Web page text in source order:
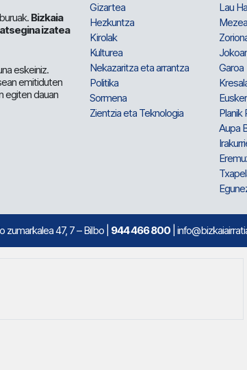
Bizkaia
izatea
eskeiniz.
emitiduten
egiten dauan
Gizartea
Hezkuntza
Kirolak
Kulturea
Nekazaritza eta arrantza
Politika
Sormena
Zientzia eta Teknologia
Lau
Mezea
Garoa
Planik
Aupa
zumarkalea 47, 7 – Bilbo | 944 466 800 |